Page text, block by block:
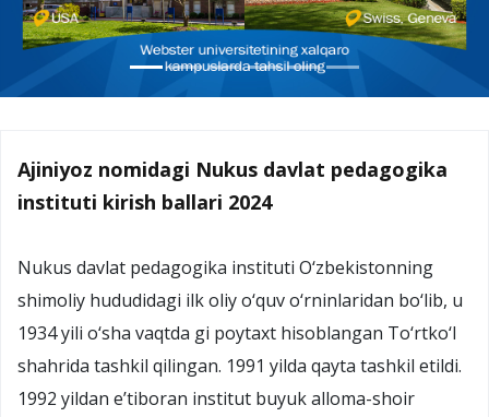
Ajiniyoz nomidagi Nukus davlat pedagogika
instituti kirish ballari 2024
Nukus davlat pedagogika instituti O‘zbekistonning
shimoliy hududidagi ilk oliy o‘quv o‘rninlaridan bo‘lib, u
1934 yili o‘sha vaqtda gi poytaxt hisoblangan To‘rtko‘l
shahrida tashkil qilingan. 1991 yilda qayta tashkil etildi.
1992 yildan e’tiboran institut buyuk alloma-shoir